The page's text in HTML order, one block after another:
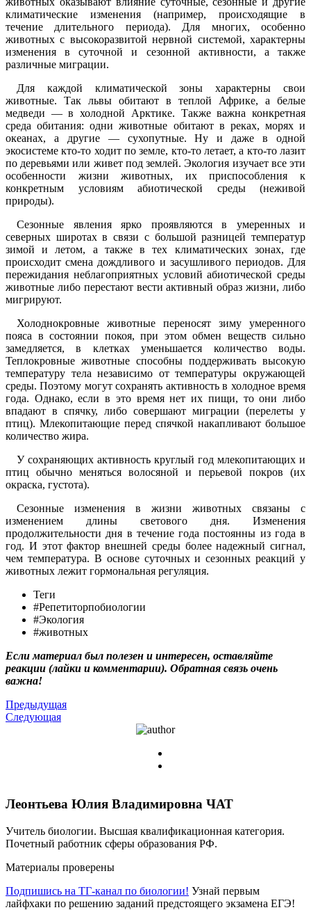
климатические изменения (например, происходящие в
течение длительного периода). Для многих, особенно
животных с высокоразвитой нервной системой, характерны
изменения в суточной и сезонной активности, а также
различные миграции.
Для каждой климатической зоны характерны свои
животные. Так львы обитают в теплой Африке, а белые
медведи — в холодной Арктике. Также важна конкретная
среда обитания: одни животные обитают в реках, морях и
океанах, а другие — сухопутные. Ну и даже в одной
экосистеме кто-то ходит по земле, кто-то летает, а кто-то лазит
по деревьями или живет под землей. Экология изучает все эти
особенности жизни животных, их приспособления к
конкретным условиям абиотической среды (неживой
природы).
Сезонные явления ярко проявляются в умеренных и
северных широтах в связи с большой разницей температур
зимой и летом, а также в тех климатических зонах, где
происходит смена дождливого и засушливого периодов. Для
пережидания неблагоприятных условий абиотической среды
животные либо перестают вести активный образ жизни, либо
мигрируют.
Холоднокровные животные переносят зиму умеренного
пояса в состоянии покоя, при этом обмен веществ сильно
замедляется, в клетках уменьшается количество воды.
Теплокровные животные способны поддерживать высокую
температуру тела независимо от температуры окружающей
среды. Поэтому могут сохранять активность в холодное время
года. Однако, если в это время нет их пищи, то они либо
впадают в спячку, либо совершают миграции (перелеты у
птиц). Млекопитающие перед спячкой накапливают большое
количество жира.
У сохраняющих активность круглый год млекопитающих и
птиц обычно меняться волосяной и перьевой покров (их
окраска, густота).
Сезонные изменения в жизни животных связаны с
изменением длины светового дня. Изменения
продолжительности дня в течение года постоянны из года в
год. И этот фактор внешней среды более надежный сигнал,
чем температура. В основе суточных и сезонных реакций у
животных лежит гормональная регуляция.
Теги
#Репетиторпобиологии
#Экология
#животных
Если материал был полезен и интересен, оставляйте
реакции (лайки и комментарии). Обратная связь очень
важна!
Предыдущая
Следующая
Леонтьева Юлия Владимировна ЧАТ
Учитель биологии. Высшая квалификационная категория.
Почетный работник сферы образования РФ.
Материалы проверены
Подпишись на ТГ-канал по биологии! Узнай первым
лайфхаки по решению заданий предстоящего экзамена ЕГЭ!